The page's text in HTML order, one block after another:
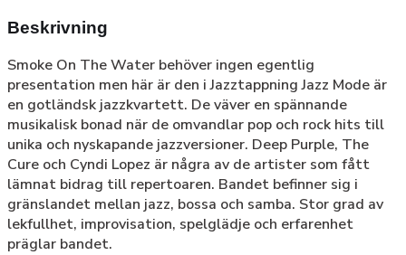
Beskrivning
Smoke On The Water behöver ingen egentlig
presentation men här är den i Jazztappning Jazz Mode är
en gotländsk jazzkvartett. De väver en spännande
musikalisk bonad när de omvandlar pop och rock hits till
unika och nyskapande jazzversioner. Deep Purple, The
Cure och Cyndi Lopez är några av de artister som fått
lämnat bidrag till repertoaren. Bandet befinner sig i
gränslandet mellan jazz, bossa och samba. Stor grad av
lekfullhet, improvisation, spelglädje och erfarenhet
präglar bandet.